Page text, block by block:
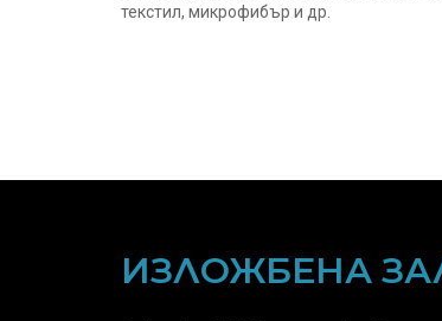
текстил, микрофибър и др.
ИЗЛОЖБЕНА